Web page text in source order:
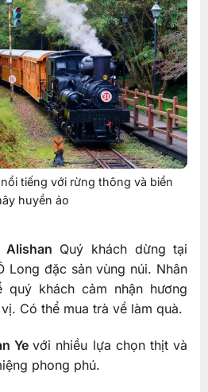
tiếng với rừng thông và biển
huyền ảo
Quý khách dừng tại
Long đặc sản vùng núi. Nhân
khách cảm nhận hương
Có thể mua trà về làm quà.
Yevới nhiều lựa chọn thịt và
phong phú.